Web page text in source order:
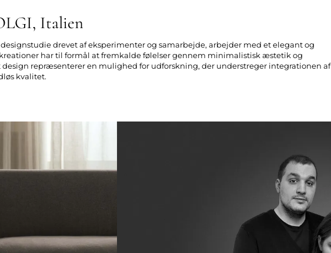
Italien
drevet af eksperimenter og samarbejde, arbejder med et elegant og
har til formål at fremkalde følelser gennem minimalistisk æstetik og
repræsenterer en mulighed for udforskning, der understreger integrationen af
kvalitet.